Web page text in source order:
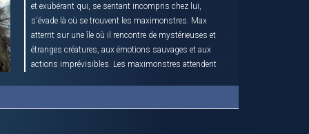
et exubérant qui, se sentant incompris chez lui,
s'évade là où se trouvent les maximonstres. Max
atterrit sur une île où il rencontre de mystérieuses et
étranges créatures, aux émotions sauvages et aux
actions imprévisibles. Les maximonstres attendent
est couronné roi, il promet de créer un monde où